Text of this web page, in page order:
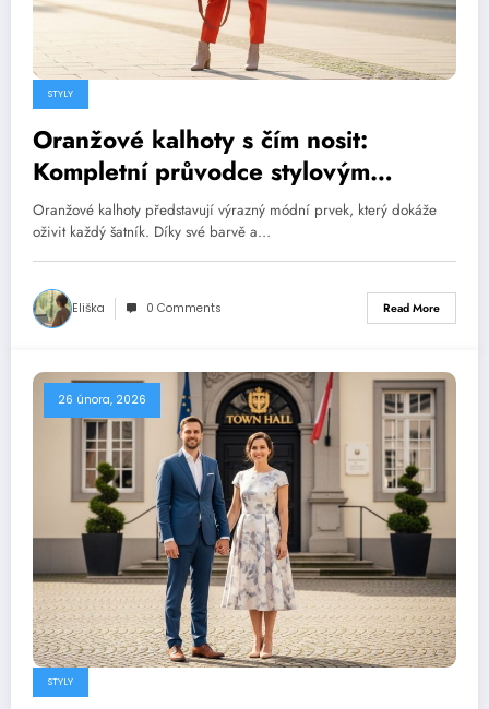
STYLY
Oranžové kalhoty s čím nosit:
Kompletní průvodce stylovým
outfitem
Oranžové kalhoty představují výrazný módní prvek, který dokáže
oživit každý šatník. Díky své barvě a…
Eliška 0 Comments Read More
26 února, 2026
STYLY